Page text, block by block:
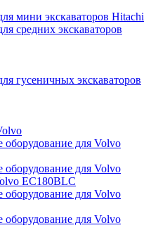
мини экскаваторов Hitachi
средних экскаваторов
гусеничных экскаваторов
оборудование для Volvo
оборудование для Volvo
EC180BLC
оборудование для Volvo
оборудование для Volvo